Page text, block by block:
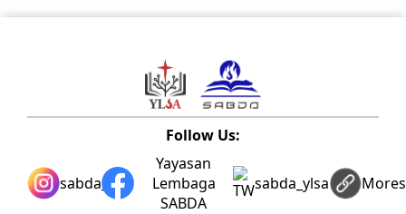
Follow Us:
sabda_ylsa
Yayasan
Lembaga
SABDA
sabda_ylsa Mores